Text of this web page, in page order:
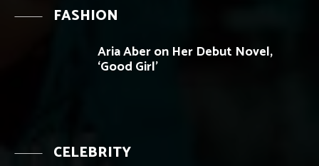
FASHION
Aria Aber on Her Debut Novel,
‘Good Girl’
CELEBRITY